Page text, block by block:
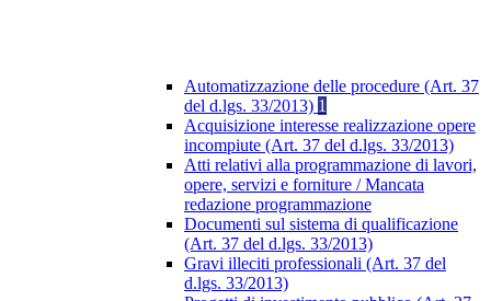
Automatizzazione delle procedure (Art. 37
del d.lgs. 33/2013) 1
Acquisizione interesse realizzazione opere
incompiute (Art. 37 del d.lgs. 33/2013)
Atti relativi alla programmazione di lavori,
opere, servizi e forniture / Mancata
redazione programmazione
Documenti sul sistema di qualificazione
(Art. 37 del d.lgs. 33/2013)
Gravi illeciti professionali (Art. 37 del
d.lgs. 33/2013)